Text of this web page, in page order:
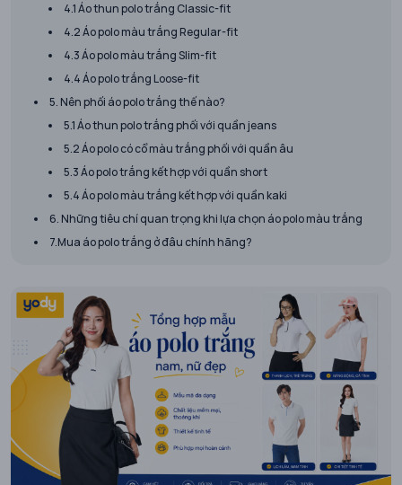
4.1 Áo thun polo trắng Classic-fit
4.2 Áo polo màu trắng Regular-fit
4.3 Áo polo màu trắng Slim-fit
4.4 Áo polo trắng Loose-fit
5. Nên phối áo polo trắng thế nào?
5.1 Áo thun polo trắng phối với quần jeans
5.2 Áo polo có cổ màu trắng phối với quần âu
5.3 Áo polo trắng kết hợp với quần short
5.4 Áo polo màu trắng kết hợp với quần kaki
6. Những tiêu chí quan trọng khi lựa chọn áo polo màu trắng
7.Mua áo polo trắng ở đâu chính hãng?​